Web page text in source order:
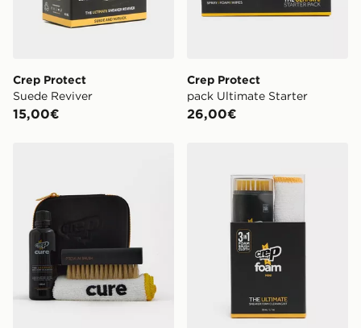
Crep Protect
Suede Reviver
15,00€
Crep Protect
pack Ultimate Starter
26,00€